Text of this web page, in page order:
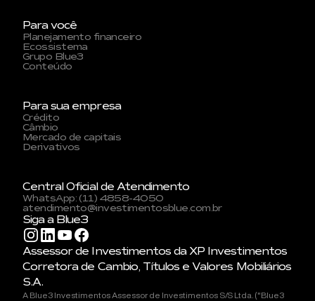
Para você
Planejamento financeiro
Ecossistema
Grupo Blue3
Conteúdo
Para sua empresa
Crédito
Câmbio
Mercado de capitais
Derivativos
Central Oficial de Atendimento
WhatsApp: (11) 4858-4050
atendimento@investimentosblue.com.br
Siga a Blue3
Assessor de Investimentos da XP Investimentos
Corretora de Cambio, Títulos e Valores Mobiliários
S.A.
A Blue3 Investimentos Assessor de Investimentos S/S Ltda. ("Blue3